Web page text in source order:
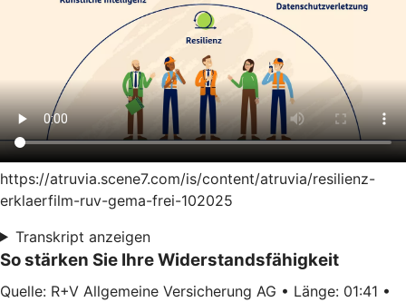
https://atruvia.scene7.com/is/content/atruvia/resilienz-
erklaerfilm-ruv-gema-frei-102025
Transkript anzeigen
So stärken Sie Ihre Widerstandsfähigkeit
Quelle: R+V Allgemeine Versicherung AG • Länge: 01:41 •